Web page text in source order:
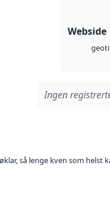
Webside
Ingen
så lenge kven som helst